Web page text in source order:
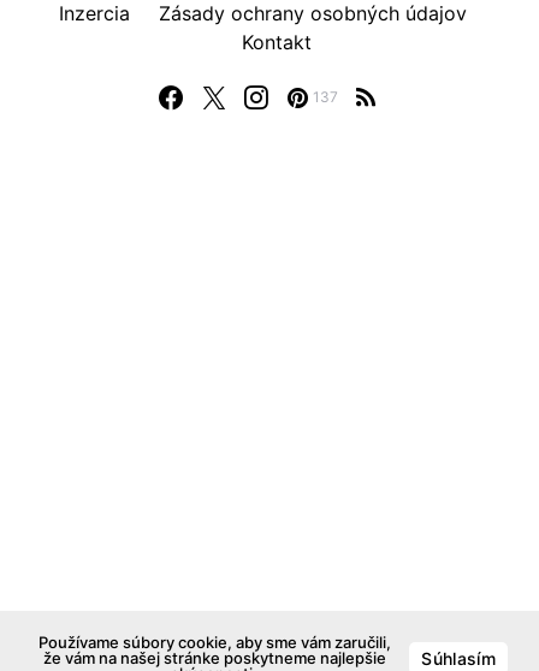
137
Inzercia
Zásady ochrany osobných údajov
Kontakt
Používame súbory cookie, aby sme vám zaručili,
že vám na našej stránke poskytneme najlepšie
Súhlasím